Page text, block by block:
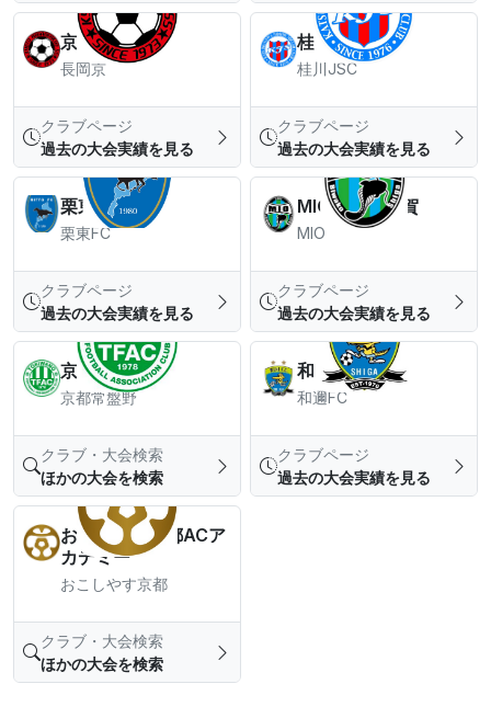
京都長岡京SS
長岡京
クラブページ
過去の大会実績を見る
桂川JSC
桂川JSC
クラブページ
過去の大会実績を見る
栗東FC
栗東FC
クラブページ
過去の大会実績を見る
MIOびわこ滋賀
MIO
クラブページ
過去の大会実績を見る
京都常盤野FC
京都常盤野
クラブ・大会検索
ほかの大会を検索
和邇FC
和邇FC
クラブページ
過去の大会実績を見る
おこしやす京都ACア
カデミー
おこしやす京都
クラブ・大会検索
ほかの大会を検索